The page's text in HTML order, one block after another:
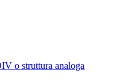
o struttura analoga